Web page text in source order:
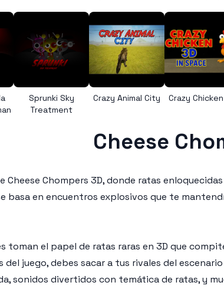
Sprunki Sky
Treatment
Crazy Animal City Crazy
Cheese
Cheese Chompers 3D, donde ratas
basa en encuentros explosivos que te
toman el papel de ratas raras en 3D que
del juego, debes sacar a tus rivales del
sonidos divertidos con temática de ratas, y